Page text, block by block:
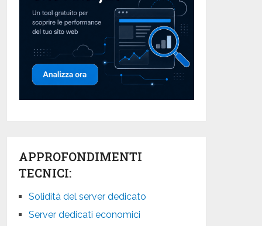
APPROFONDIMENTI
TECNICI:
Solidità del server dedicato
Server dedicati economici